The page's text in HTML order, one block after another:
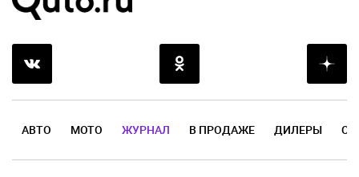
АВТО МОТО ЖУРНАЛ В ПРОДАЖЕ ДИЛЕРЫ